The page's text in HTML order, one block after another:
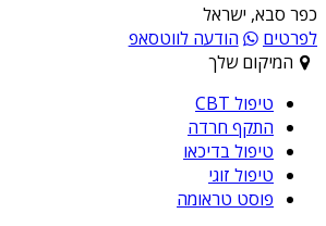
כפר סבא, ישראל
לפרטים
הודעה לווטסאפ
המיקום שלך
טיפול CBT
התקף חרדה
טיפול בדיכאו
טיפול זוגי
פוסט טראומה